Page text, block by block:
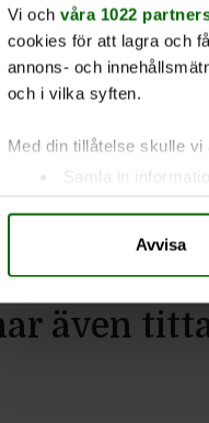
Vi och våra 1022
cookies för att lagra och
annons- och
och i vilka syften.
Med din tillåtelse skulle vi
Samla in
Identifiera din
eller dra tillbaka ditt
Vi använder
sociala medier och
Avvisa
produkter
även